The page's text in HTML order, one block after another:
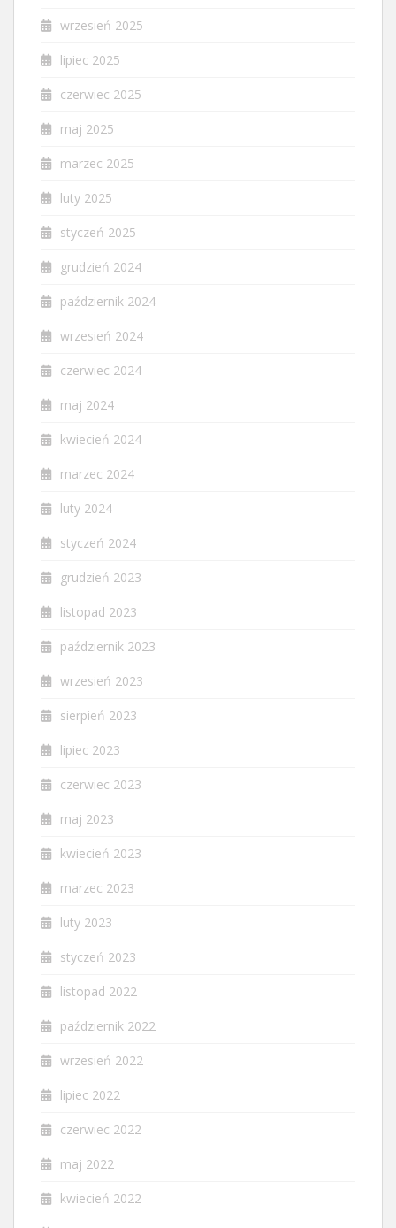
wrzesień 2025
lipiec 2025
czerwiec 2025
maj 2025
marzec 2025
luty 2025
styczeń 2025
grudzień 2024
październik 2024
wrzesień 2024
czerwiec 2024
maj 2024
kwiecień 2024
marzec 2024
luty 2024
styczeń 2024
grudzień 2023
listopad 2023
październik 2023
wrzesień 2023
sierpień 2023
lipiec 2023
czerwiec 2023
maj 2023
kwiecień 2023
marzec 2023
luty 2023
styczeń 2023
listopad 2022
październik 2022
wrzesień 2022
lipiec 2022
czerwiec 2022
maj 2022
kwiecień 2022